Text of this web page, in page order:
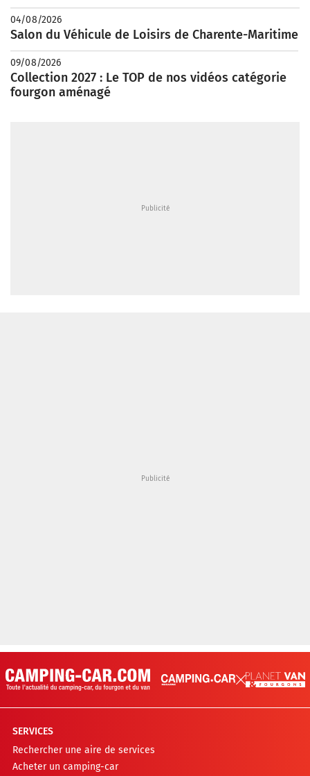
04/08/2026
Salon du Véhicule de Loisirs de Charente-Maritime
09/08/2026
Collection 2027 : Le TOP de nos vidéos catégorie
fourgon aménagé
SERVICES
Rechercher une aire de services
Acheter un camping-car